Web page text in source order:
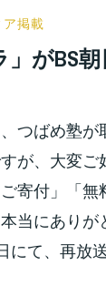
ア掲載
」がBS
つばめ塾が
が、大変ご
寄付」「無
当にありが
にて、再放